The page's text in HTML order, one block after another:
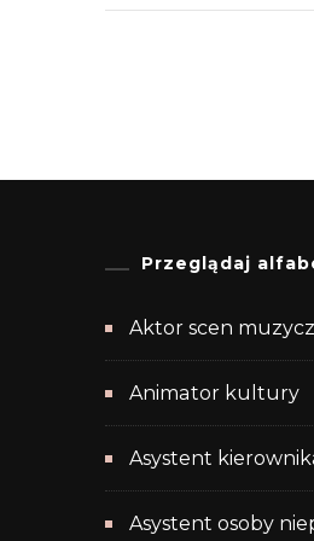
Przeglądaj
Aktor scen
Animator kultury
Asystent
Asystent osoby